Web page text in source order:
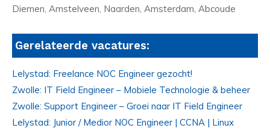
Diemen, Amstelveen, Naarden, Amsterdam, Abcoude
Gerelateerde vacatures:
Lelystad: Freelance NOC Engineer gezocht!
Zwolle: IT Field Engineer – Mobiele Technologie & beheer
Zwolle: Support Engineer – Groei naar IT Field Engineer
Lelystad: Junior / Medior NOC Engineer | CCNA | Linux